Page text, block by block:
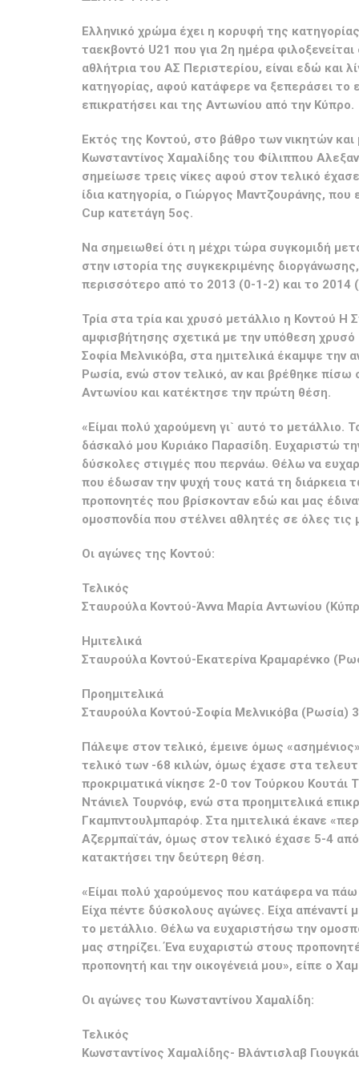
Ελληνικό χρώμα έχει η κορυφή της
ταεκβοντό U21 που για 2η ημέρα
αθλήτρια του ΑΣ Περιστερίου, είναι εδώ
κατηγορίας, αφού κατάφερε να ξεπεράσει το
επικρατήσει και της Αντωνίου από την Κύπρο.
Εκτός της Κοντού, στο βάθρο των νικητών
Κωνσταντίνος Χαμαλίδης του Φίλιππου
σημείωσε τρεις νίκες αφού στον τελικό
ίδια κατηγορία, ο Γιώργος Μαντζουράνης,
Cup κατετάγη 5ος.
Να σημειωθεί ότι η μέχρι τώρα συγκομιδή
στην ιστορία της συγκεκριμένης
περισσότερο από το 2013 (0-1-2) και το 2014
Τρία στα τρία και χρυσό μετάλλιο η Κοντού
αμφισβήτησης σχετικά με την υπόθεση
Σοφία Μελνικόβα, στα ημιτελικά έκαμψε την
Ρωσία, ενώ στον τελικό, αν και βρέθηκε
Αντωνίου και κατέκτησε την πρώτη θέση.
«Είμαι πολύ χαρούμενη γι` αυτό το μετάλλιο.
δάσκαλό μου Κυριάκο Παρασίδη. Ευχαριστώ
δύσκολες στιγμές που περνάω. Θέλω να
που έδωσαν την ψυχή τους κατά τη διάρκεια
προπονητές που βρίσκονταν εδώ και μας
ομοσπονδία που στέλνει αθλητές σε όλες τις
Οι αγώνες της Κοντού:
Τελικός
Σταυρούλα Κοντού-Άννα Μαρία Αντωνίου
Ημιτελικά
Σταυρούλα Κοντού-Εκατερίνα Κραμαρένκο
Προημιτελικά
Σταυρούλα Κοντού-Σοφία Μελνικόβα (Ρωσία)
Πάλεψε στον τελικό, έμεινε όμως
τελικό των -68 κιλών, όμως έχασε στα
προκριματικά νίκησε 2-0 τον Τούρκου
Ντάνιελ Τουρνόφ, ενώ στα προημιτελικά
Γκαμπντουλμπαρόφ. Στα ημιτελικά έκανε
Αζερμπαϊτάν, όμως στον τελικό έχασε 5-4
κατακτήσει την δεύτερη θέση.
«Είμαι πολύ χαρούμενος που κατάφερα να
Είχα πέντε δύσκολους αγώνες. Είχα απέναντί
το μετάλλιο. Θέλω να ευχαριστήσω την
μας στηρίζει. Ένα ευχαριστώ στους
προπονητή και την οικογένειά μου», είπε ο
Οι αγώνες του Κωνσταντίνου Χαμαλίδη:
Τελικός
Κωνσταντίνος Χαμαλίδης- Βλάντισλαβ